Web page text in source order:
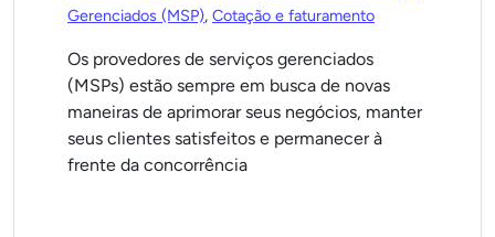
Gerenciados (MSP), Cotação e faturamento
Os provedores de serviços gerenciados
(MSPs) estão sempre em busca de novas
maneiras de aprimorar seus negócios, manter
seus clientes satisfeitos e permanecer à
frente da concorrência